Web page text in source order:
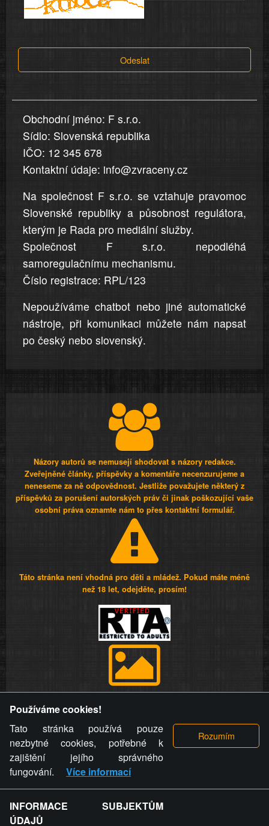
v
uvedena,
jsou
přesná
a
úplná
Odeslat
Obchodní jméno: F s.r.o.
Sídlo: Slovenská republika
IČO: 12 345 678
Kontaktní údaje: info@zvraceny.cz
Na společnost F s.r.o. se vztahuje pravomoc
Slovenské republiky a působnost regulátora,
kterým je Rada pro mediální služby.
Společnost F s.r.o. nepodléhá
samoregulačnímu mechanismu.
Číslo registrace: RPL/123
Nepoužíváme chatbot nebo jiné automatické
nástroje, při komunikaci můžete nám napsat
po český nebo slovenský.
Názory autorů se nemusejí shodovat s názory redakce.
Zveřejněné články, příspěvky a komentáře necenzurujeme a
neneseme za ně odpovědnost. Jestliže považujete některý z
příspěvků za porušení autorských práv či jinak poškozující vaše
osobní práva oznamte nám to přes kontaktní formulář.
Táto stránka není vhodná pro děti a mládež. Pokud máte méně
než 18 let, odejděte, prosím!
videa a komentáře. Osoba, které se toto opatření provozovatele
stránky týče, ani osoba, která umístila fotografii nebo video na
stránku, nemůže z důvodu odstranění fotografie, videa nebo
komentáře pro výše uvedenou okolnost uplatnit vůči
provozovateli stránky žádný nárok na náhradu škody nebo
nemajetkové újmy.
ZVRÁCENÝ.CZ - Svět není zvrácenej. To jen
Používáme cookies!
Tato stránka používá pouze
nezbytné cookies, potřebné k
zajištění jejího správného
fungování.
Více informací
INFORMACE SUBJEKTŮM
ÚDAJŮ